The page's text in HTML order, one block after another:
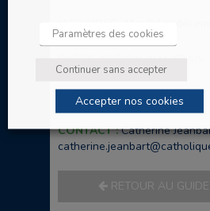
LIEUX :Formation en visio
CONTACT :Catherine
RETOUR AU
Paramètres des cookies
Continuer sans accepter
Accepter nos cookies